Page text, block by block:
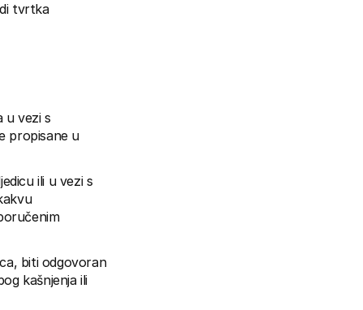
tvrtka
u vezi s
propisane u
ili u vezi s
biti odgovoran
kašnjenja ili